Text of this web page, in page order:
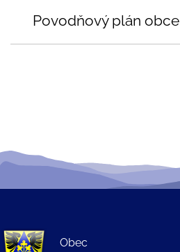
Povodňový plán obce
Obec